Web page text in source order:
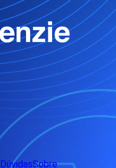
DúvidasSobre